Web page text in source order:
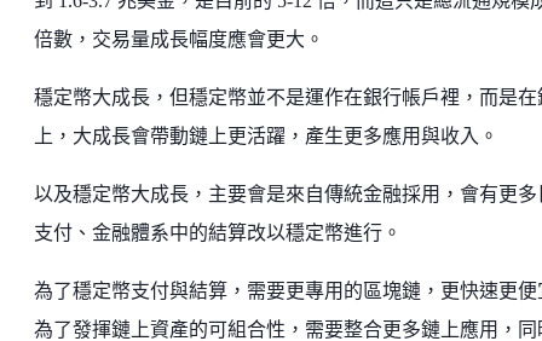
倍數，交易量成長幅度應會更大。
穩定幣大成長，但穩定幣並不是運作在銀行帳戶裡，而是在
上，大成長會帶動鏈上更活躍，產生更多應用與收入。
以及穩定幣大成長，主要會是來自傳統金融採用，會有更多
支付、金融體系中的結算改以穩定幣進行。
為了穩定幣支付與結算，需要更專用的區塊鏈，更快速更便
為了發揮鏈上資產的可組合性，需要整合更多鏈上應用，同